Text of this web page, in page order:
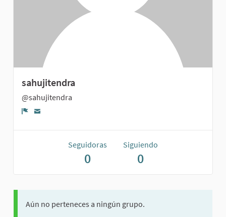
sahujitendra
@sahujitendra
Seguidoras
0
Siguiendo
0
Aún no perteneces a ningún grupo.